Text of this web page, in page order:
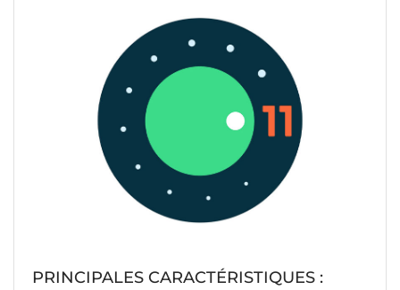
PRINCIPALES CARACTÉRISTIQUES :